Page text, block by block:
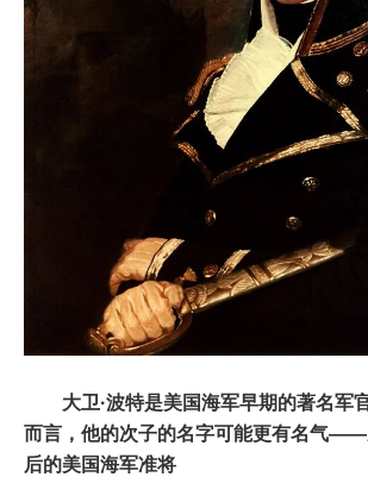
大卫·波特是美国海军早期的著名军
而言，他的次子的名字可能更有名气——
后的美国海军准将